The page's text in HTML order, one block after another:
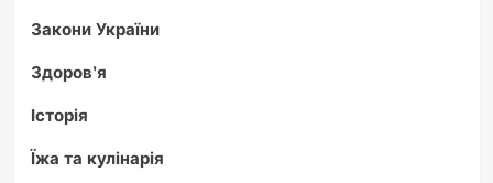
Закони України
Здоров'я
Історія
Їжа та кулінарія